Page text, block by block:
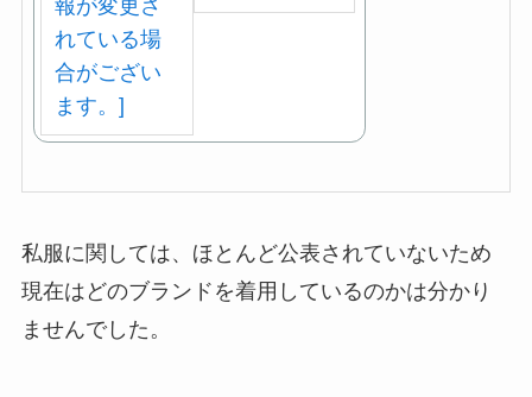
私服に関しては、ほとんど公表されていないため
現在はどのブランドを着用しているのかは分かり
ませんでした。